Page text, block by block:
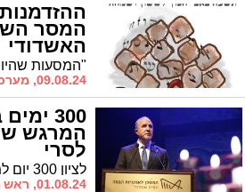
המסר
האשדודי
09.08.24, מערכת האתר
300
המרגש
לסרי
01.08.24, ראש העיר יחיאל לסרי